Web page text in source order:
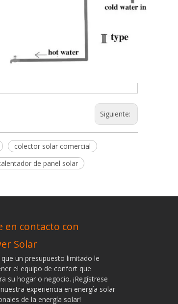
Siguiente:
colector solar comercial
de panel solar
en contacto con
Solar
un presupuesto limitado le
el equipo de confort que
su hogar o negocio. ¡Regístrese
experiencia en energía solar
de la energía solar!